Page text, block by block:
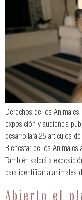
Derechos de los
exposición y audiencia
desarrollará 25 artículos
Bienestar de los Animales
También saldrá a
para identificar a animales